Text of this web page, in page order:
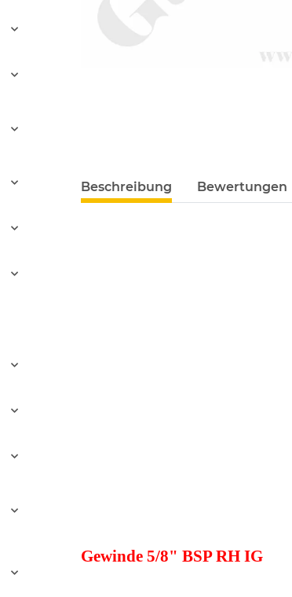
Beschreibung Bewertungen
Gewinde 5/8" BSP RH IG